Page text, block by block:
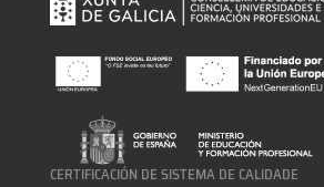
CERTIFICACIÓN DE SISTEMA DE CALIDADE